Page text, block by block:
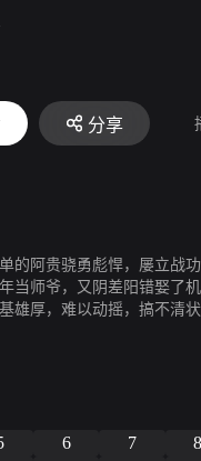
分享
的阿贵骁勇彪悍，屡立战
当师爷，又阴差阳错娶
雄厚，难以动摇，搞不清
6 7